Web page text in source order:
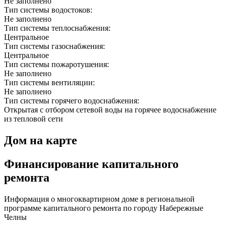
Тип системы водостоков:
Не заполнено
Тип системы теплоснабжения:
Центральное
Тип системы газоснабжения:
Центральное
Тип системы пожаротушения:
Не заполнено
Тип системы вентиляции:
Не заполнено
Тип системы горячего водоснабжения:
Открытая с отбором сетевой воды на горячее водоснабжение
из тепловой сети
Дом на карте
Финансирование капитального
ремонта
Информация о многоквартирном доме в региональной
программе капитального ремонта по городу Набережные
Челны